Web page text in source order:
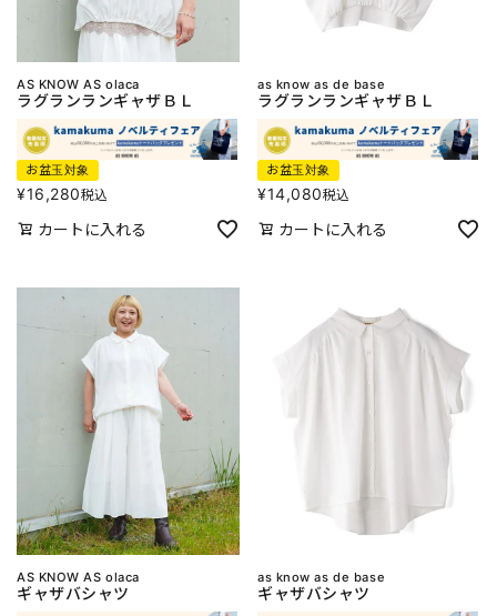
AS KNOW AS olaca
ラグランランギャザＢＬ
お盆玉対象
¥16,280税込
カートに入れる
as know as de base
ラグランランギャザＢＬ
お盆玉対象
¥14,080税込
カートに入れる
AS KNOW AS olaca
ギャザバシャツ
as know as de base
ギャザバシャツ